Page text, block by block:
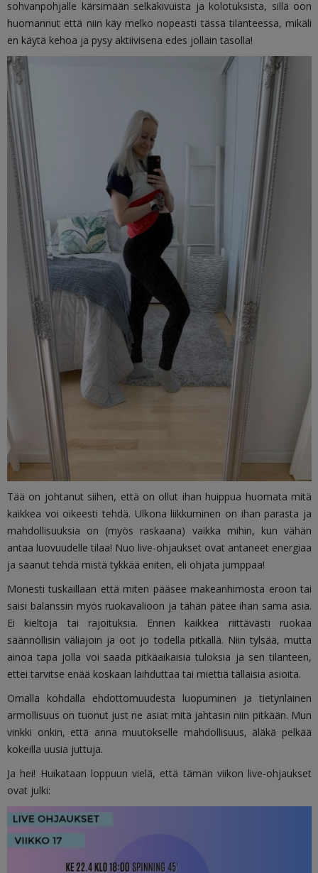
sohvanpohjalle kärsimään selkäkivuista ja kolotuksista, sillä oon
huomannut että niin käy melko nopeasti tässä tilanteessa, mikäli
en käytä kehoa ja pysy aktiivisena edes jollain tasolla!
Tää on johtanut siihen, että on ollut ihan huippua huomata mitä
kaikkea voi oikeesti tehdä. Ulkona liikkuminen on ihan parasta ja
mahdollisuuksia on (myös raskaana) vaikka mihin, kun vähän
antaa luovuudelle tilaa! Nuo live-ohjaukset ovat antaneet energiaa
ja saanut tehdä mistä tykkää eniten, eli ohjata jumppaa!
Monesti tuskaillaan että miten pääsee makeanhimosta eroon tai
saisi balanssin myös ruokavalioon ja tähän pätee ihan sama asia.
Ei kieltoja tai rajoituksia. Ennen kaikkea riittävästi ruokaa
säännöllisin väliajoin ja oot jo todella pitkällä. Niin tylsää, mutta
ainoa tapa jolla voi saada pitkäaikaisia tuloksia ja sen tilanteen,
ettei tarvitse enää koskaan laihduttaa tai miettiä tällaisia asioita.
Omalla kohdalla ehdottomuudesta luopuminen ja tietynlainen
armollisuus on tuonut just ne asiat mitä jahtasin niin pitkään. Mun
vinkki onkin, että anna muutokselle mahdollisuus, äläkä pelkää
kokeilla uusia juttuja.
Ja hei! Huikataan loppuun vielä, että tämän viikon live-ohjaukset
ovat julki: